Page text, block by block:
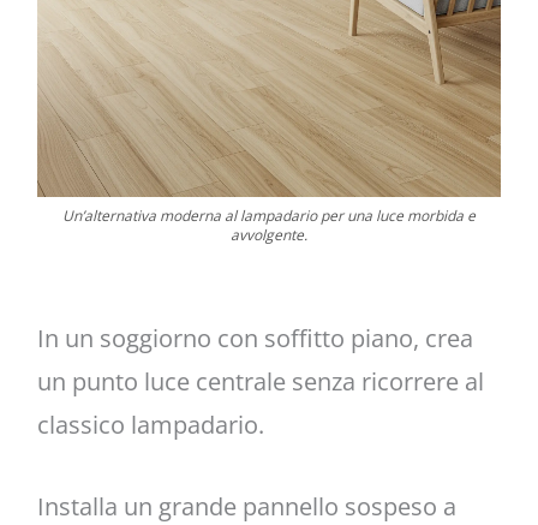
Un’alternativa moderna al lampadario per una luce morbida e
avvolgente.
In un soggiorno con soffitto piano, crea
un punto luce centrale senza ricorrere al
classico lampadario.
Installa un grande pannello sospeso a